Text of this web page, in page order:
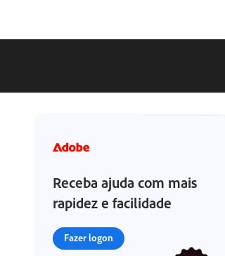
Receba ajuda com mais
rapidez e facilidade
Fazer logon